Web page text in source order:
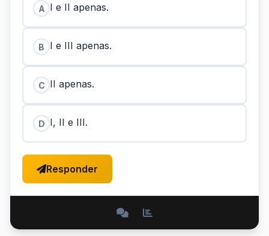
A I e II apenas.
B I e III apenas.
C II apenas.
D I, II e III.
Responder